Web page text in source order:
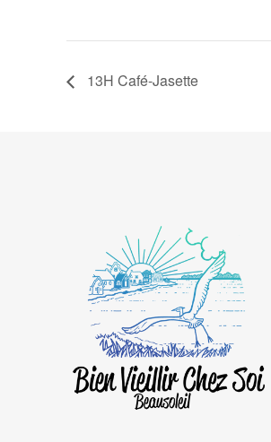
13H Café-Jasette